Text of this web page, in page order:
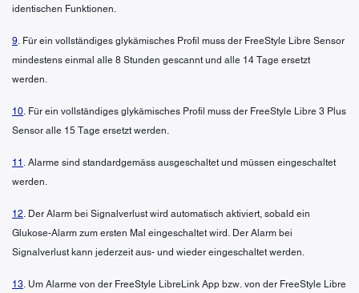
identischen Funktionen.
9. Für ein vollständiges glykämisches Profil muss der FreeStyle Libre Sensor
mindestens einmal alle 8 Stunden gescannt und alle 14 Tage ersetzt
werden.
10. Für ein vollständiges glykämisches Profil muss der FreeStyle Libre 3 Plus
Sensor alle 15 Tage ersetzt werden.
11 . Alarme sind standardgemäss ausgeschaltet und müssen eingeschaltet
werden.
12. Der Alarm bei Signalverlust wird automatisch aktiviert, sobald ein
Glukose-Alarm zum ersten Mal eingeschaltet wird. Der Alarm bei
Signalverlust kann jederzeit aus- und wieder eingeschaltet werden.
13. Um Alarme von der FreeStyle LibreLink App bzw. von der FreeStyle Libre